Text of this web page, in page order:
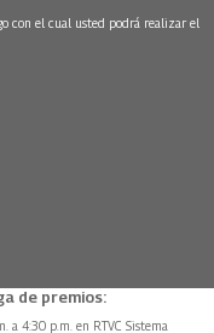
con el cual usted podrá realizar el
de premios:
a 4:30 p.m. en RTVC Sistema